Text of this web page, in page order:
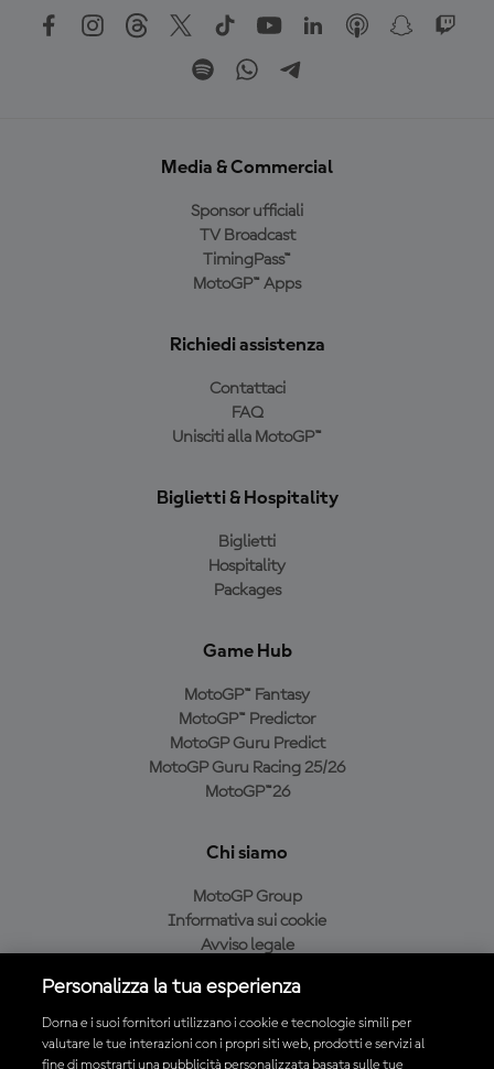
Media & Commercial
Sponsor ufficiali
TV Broadcast
TimingPass™
MotoGP™ Apps
Richiedi assistenza
Contattaci
FAQ
Unisciti alla MotoGP™
Biglietti & Hospitality
Biglietti
Hospitality
Packages
Game Hub
MotoGP™ Fantasy
MotoGP™ Predictor
MotoGP Guru Predict
MotoGP Guru Racing 25/26
MotoGP™26
Chi siamo
MotoGP Group
Informativa sui cookie
Avviso legale
Condizioni di acquisto
Personalizza la tua esperienza
Dorna e i suoi fornitori utilizzano i cookie e tecnologie simili per
valutare le tue interazioni con i propri siti web, prodotti e servizi al
fine di mostrarti una pubblicità personalizzata basata sulle tue